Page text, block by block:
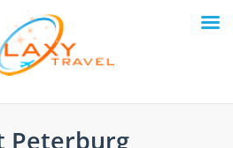
Peterburg